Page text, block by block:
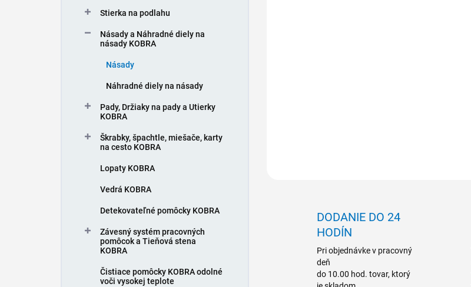
Stierka na podlahu
Násady a Náhradné diely na
násady KOBRA
Násady
Náhradné diely na násady
Pady, Držiaky na pady a Utierky
KOBRA
Škrabky, špachtle, miešače, karty
na cesto KOBRA
Lopaty KOBRA
Vedrá KOBRA
Detekovateľné pomôcky KOBRA
Závesný systém pracovných
pomôcok a Tieňová stena
KOBRA
Čistiace pomôcky KOBRA odolné
voči vysokej teplote
DODANIE DO 24
HODÍN
Pri objednávke v pracovný
deň
do 10.00 hod. tovar, ktorý